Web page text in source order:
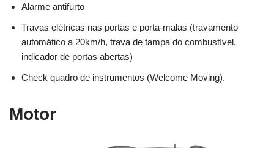
Alarme antifurto
Travas elétricas nas portas e porta-malas (travamento
automático a 20km/h, trava de tampa do combustível,
indicador de portas abertas)
Check quadro de instrumentos (Welcome Moving).
Motor